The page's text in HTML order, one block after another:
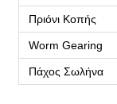
Πριόνι Κοπής
Worm Gearing
Πάχος Σωλήνα